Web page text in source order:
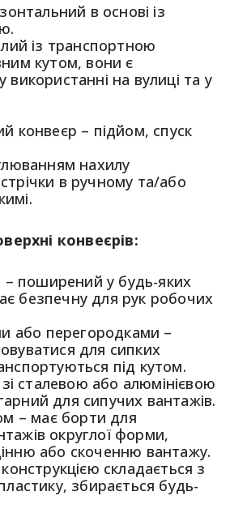
в основі із
із транспортною
кутом, вони є
використанні на вулиці та у
конвеєр – підйом, спуск
нахилу
в ручному та/або
конвеєрів:
поширений у будь-яких
безпечну для рук робочих
або перегородками –
для сипких
під кутом.
сталевою або алюмінієвою
для сипучих вантажів.
– має борти для
округлої форми,
або скоченню вантажу.
складається з
збирається будь-